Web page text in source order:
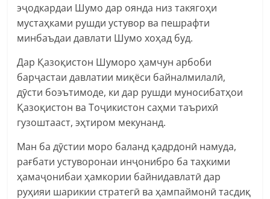
эҷодкардаи Шумо дар оянда низ такягоҳи
мустаҳками рушди устувор ва пешрафти
минбаъдаи давлати Шумо хоҳад буд.
Дар Қазоқистон Шуморо ҳамчун арбоби
барҷастаи давлатии миқёси байналмилалӣ,
дӯсти боэътимоде, ки дар рушди муносибатҳои
Қазоқистон ва Тоҷикистон саҳми таърихӣ
гузоштааст, эҳтиром мекунанд.
Ман ба дӯстии моро баланд қадрдонӣ намуда,
рағбати устуворонаи инҷонибро ба таҳкими
ҳамаҷонибаи ҳамкории байнидавлатӣ дар
руҳияи шарикии стратегӣ ва ҳампаймонӣ тасдиқ